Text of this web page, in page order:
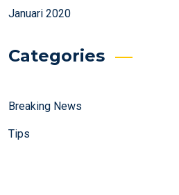
Januari 2020
Categories
Breaking News
Tips